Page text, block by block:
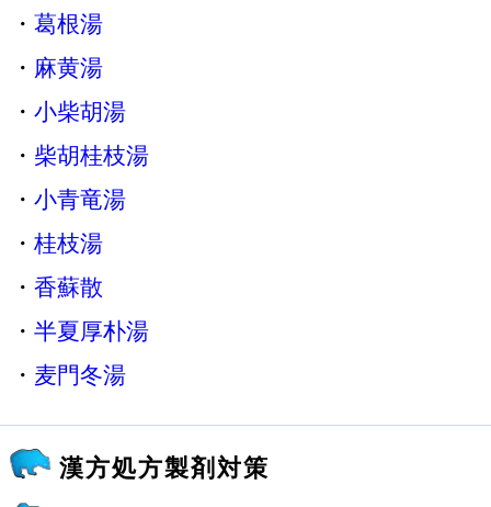
・ 葛根湯
・ 麻黄湯
・ 小柴胡湯
・ 柴胡桂枝湯
・ 小青竜湯
・ 桂枝湯
・ 香蘇散
・ 半夏厚朴湯
・ 麦門冬湯
漢方処方製剤対策